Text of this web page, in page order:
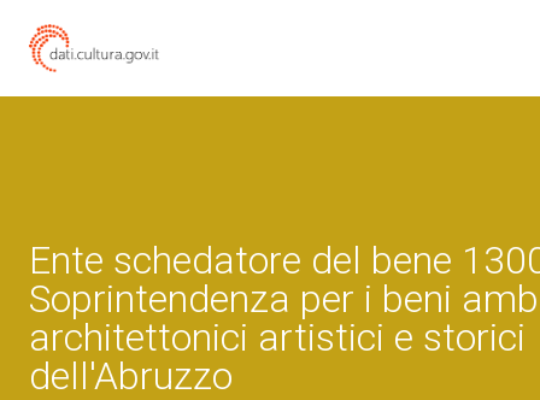
Ente schedatore del bene
Soprintendenza per i beni
architettonici artistici e storici
dell'Abruzzo